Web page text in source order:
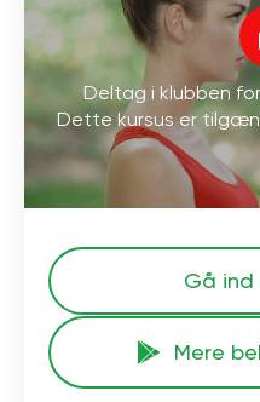
Deltag i klubben
Dette kursus er
Gå ind
Mere